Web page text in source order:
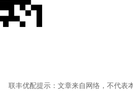
联丰优配提示：文章来自网络，不代表